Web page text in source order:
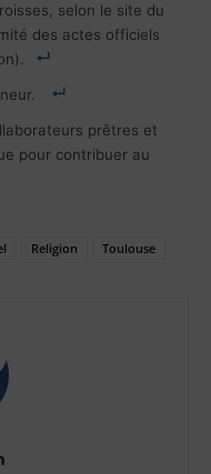
selon le site du
des actes officiels
prêtres et
pour contribuer au
Religion Toulouse